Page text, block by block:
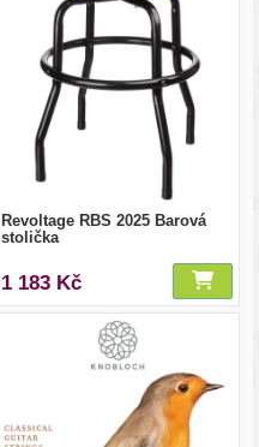
Revoltage RBS 2025 Barová
stolička
1 183 Kč